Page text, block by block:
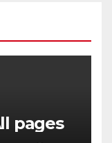
All pages